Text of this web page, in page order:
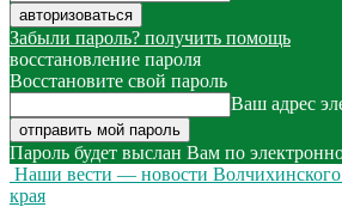
Забыли пароль? получить помощь
восстановление пароля
Восстановите свой пароль
Ваш адрес
Пароль будет выслан Вам по
Наши вести — новости Волчихинского
края